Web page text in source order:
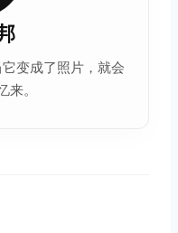
变成了照片，就会
。